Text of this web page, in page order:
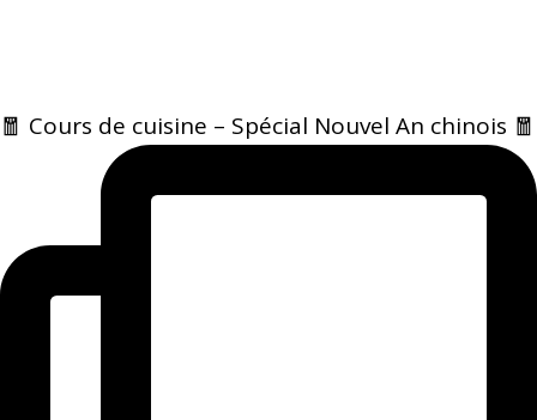
🧧 Cours de cuisine – Spécial Nouvel An chinois 🧧